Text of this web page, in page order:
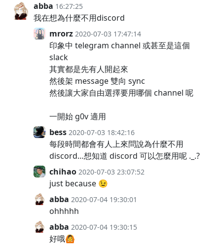
abba 16:27:25
我在想為什麼不用discord
mrorz 2020-07-03 17:47:14
印象中 telegram channel 或甚至是這個
slack
其實都是先有人開起來
然後架 message 雙向 sync
然後讓大家自由選擇要用哪個 channel 呢
一開始 g0v 適用
bess 2020-07-03 18:42:16
每段時間都會有人上來問說為什麼不用
discord…想知道 discord 可以怎麼用呢 ._.?
chihao 2020-07-03 23:07:52
just because 😉
abba 2020-07-04 19:30:01
ohhhhh
abba 2020-07-04 19:30:15
好哦🙆